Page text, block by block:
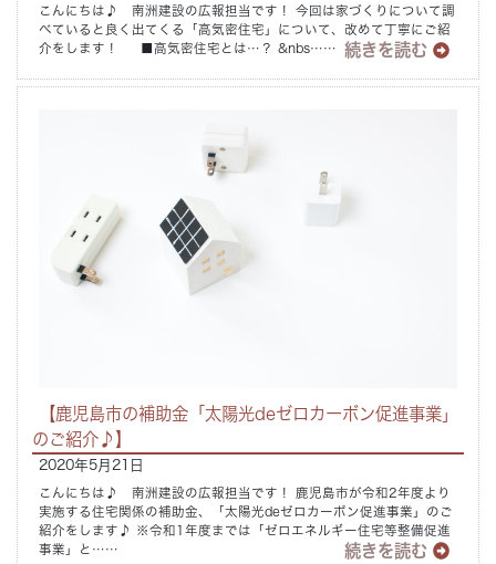
こんにちは♪ 南洲建設の広報担当です！ 今回は家づくりについて調
べていると良く出てくる「高気密住宅」について、改めて丁寧にご紹
介をします！ ■高気密住宅とは…？ &nbs……
続きを読む
【鹿児島市の補助金「太陽光deゼロカーボン促進事業」
のご紹介♪】
2020年5月21日
こんにちは♪ 南洲建設の広報担当です！ 鹿児島市が令和2年度より
実施する住宅関係の補助金、「太陽光deゼロカーボン促進事業」のご
紹介をします♪ ※令和1年度までは「ゼロエネルギー住宅等整備促進
事業」と……
続きを読む